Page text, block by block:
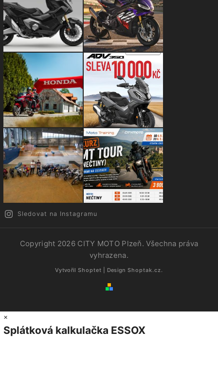
Sledovat na Instagramu
Copyright 2026 CITY MOTO Plzeň. Všechna práva
vyhrazena.
Vytvořil Shoptet | Design Shoptak.cz.
×
Splátková kalkulačka ESSOX